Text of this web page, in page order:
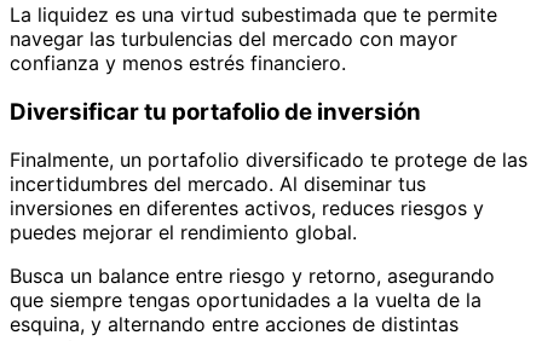
La liquidez es una virtud subestimada que te permite
navegar las turbulencias del mercado con mayor
confianza y menos estrés financiero.
Diversificar tu portafolio de inversión
Finalmente, un portafolio diversificado te protege de las
incertidumbres del mercado. Al diseminar tus
inversiones en diferentes activos, reduces riesgos y
puedes mejorar el rendimiento global.
Busca un balance entre riesgo y retorno, asegurando
que siempre tengas oportunidades a la vuelta de la
esquina, y alternando entre acciones de distintas